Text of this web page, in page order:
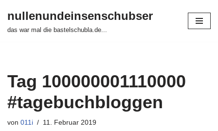
Zum
nullenundeinsenschubser
das war mal die bastelschubla.de...
Tag 100000001110000
#tagebuchbloggen
von 011i 11. Februar 2019